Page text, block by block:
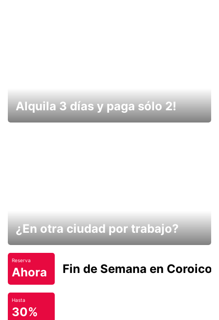
Alquila 3 días y paga sólo 2!
¿En otra ciudad por trabajo?
Reserva
Ahora Fin de Semana en Coroico.
Hasta
30%